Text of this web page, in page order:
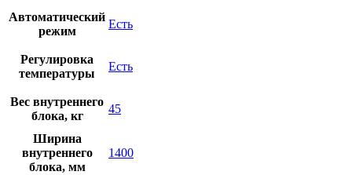
Автоматический
режим
Есть
Регулировка
температуры
Есть
Вес внутреннего
блока, кг
45
Ширина
внутреннего
блока, мм
1400